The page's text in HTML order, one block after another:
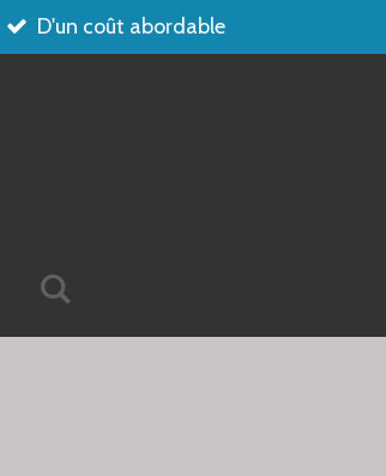
D'un coût abordable